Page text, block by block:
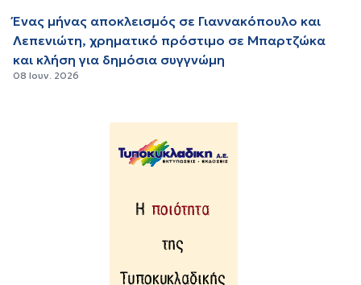
Ένας μήνας αποκλεισμός σε Γιαννακόπουλο και
Λεπενιώτη, χρηματικό πρόστιμο σε Μπαρτζώκα
και κλήση για δημόσια συγγνώμη
08 Ιουν. 2026